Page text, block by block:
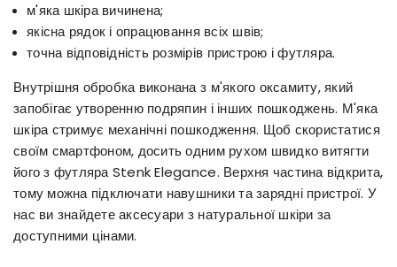
м'яка шкіра вичинена;
якісна рядок і опрацювання всіх швів;
точна відповідність розмірів пристрою і футляра.
Внутрішня обробка виконана з м'якого оксамиту, який
запобігає утворенню подряпин і інших пошкоджень. М'яка
шкіра стримує механічні пошкодження. Щоб скористатися
своїм смартфоном, досить одним рухом швидко витягти
його з футляра Stenk Elegance. Верхня частина відкрита,
тому можна підключати навушники та зарядні пристрої. У
нас ви знайдете аксесуари з натуральної шкіри за
доступними цінами.